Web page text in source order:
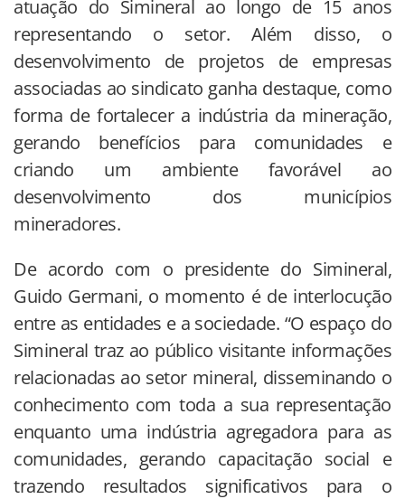
atuação do Simineral ao longo de 15 anos
representando o setor. Além disso, o
desenvolvimento de projetos de empresas
associadas ao sindicato ganha destaque, como
forma de fortalecer a indústria da mineração,
gerando benefícios para comunidades e
criando um ambiente favorável ao
desenvolvimento dos municípios
mineradores.
De acordo com o presidente do Simineral,
Guido Germani, o momento é de interlocução
entre as entidades e a sociedade. “O espaço do
Simineral traz ao público visitante informações
relacionadas ao setor mineral, disseminando o
conhecimento com toda a sua representação
enquanto uma indústria agregadora para as
comunidades, gerando capacitação social e
trazendo resultados significativos para o